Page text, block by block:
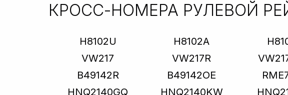
КРОСС-НОМЕРА РУЛЕВОЙ
H8102U H8102A
VW217
VW217R
B49142R
B49142OE
HNQ2140GQ
HNQ2140KW